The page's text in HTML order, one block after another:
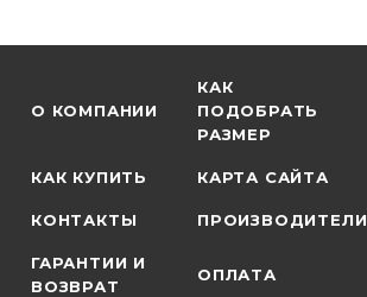
О КОМПАНИИ
КАК
ПОДОБРАТЬ
РАЗМЕР
КАК КУПИТЬ КАРТА САЙТА
КОНТАКТЫ ПРОИЗВОДИТЕЛИ
ГАРАНТИИ И
ВОЗВРАТ
ОПЛАТА